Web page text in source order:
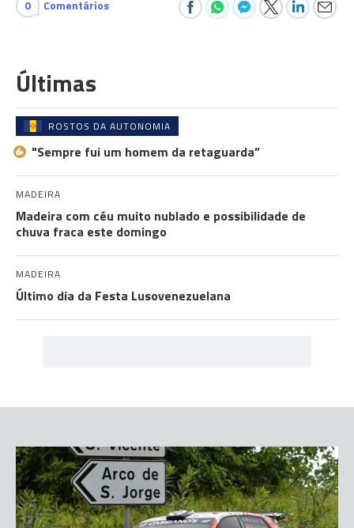
0 Comentários
Últimas
ROSTOS DA AUTONOMIA
"Sempre fui um homem da retaguarda”
MADEIRA
Madeira com céu muito nublado e possibilidade de
chuva fraca este domingo
MADEIRA
Último dia da Festa Lusovenezuelana